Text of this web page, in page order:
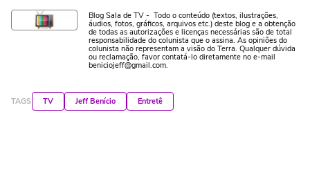
Blog Sala de TV - Todo o conteúdo (textos, ilustrações,
áudios, fotos, gráficos, arquivos etc.) deste blog e a obtenção
de todas as autorizações e licenças necessárias são de total
responsabilidade do colunista que o assina. As opiniões do
colunista não representam a visão do Terra. Qualquer dúvida
ou reclamação, favor contatá-lo diretamente no e-mail
beniciojeff@gmail.com.
TAGS TV Jeff Benício Entretê